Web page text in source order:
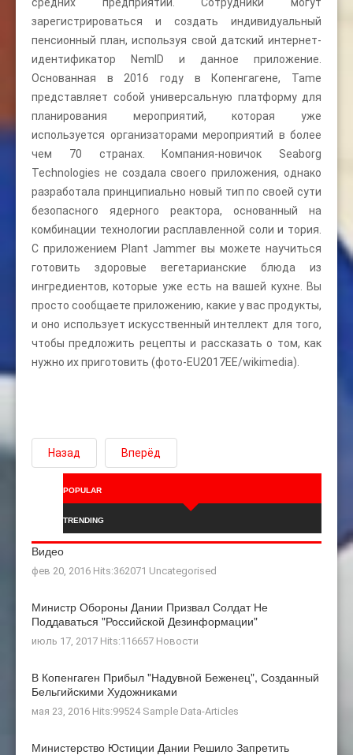
средних предприятий. Сотрудники могут
зарегистрироваться и создать индивидуальный
пенсионный план, используя свой датский интернет-
идентификатор NemID и данное приложение.
Основанная в 2016 году в Копенгагене, Tame
представляет собой универсальную платформу для
планирования мероприятий, которая уже
используется организаторами мероприятий в более
чем 70 странах. Компания-новичок Seaborg
Technologies не создала своего приложения, однако
разработала принципиально новый тип по своей сути
безопасного ядерного реактора, основанный на
комбинации технологии расплавленной соли и тория.
С приложением Plant Jammer вы можете научиться
готовить здоровые вегетарианские блюда из
ингредиентов, которые уже есть на вашей кухне. Вы
просто сообщаете приложению, какие у вас продукты,
и оно использует искусственный интеллект для того,
чтобы предложить рецепты и рассказать о том, как
нужно их приготовить (фото-EU2017EE/wikimedia).
Назад Вперёд
POPULAR
TRENDING
Видео
фев 20, 2016 Hits:362071 Uncategorised
Министр Обороны Дании Призвал Солдат Не
Поддаваться "российской Дезинформации"
июль 17, 2017 Hits:116657 Новости
В Копенгаген Прибыл "Надувной Беженец", Созданный
Бельгийскими Художниками
мая 23, 2016 Hits:99524 Sample Data-Articles
Министерство Юстиции Дании Решило Запретить